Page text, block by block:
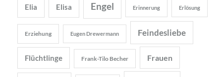
Elia Elisa Engel Erinnerung Erlösung
Erziehung Eugen Drewermann Feindesliebe
Flüchtlinge Frank-Tilo Becher Frauen